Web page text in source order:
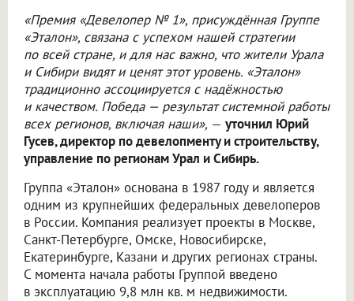
«Премия «Девелопер № 1», присуждённая Группе
«Эталон», связана с успехом нашей стратегии
по всей стране, и для нас важно, что жители Урала
и Сибири видят и ценят этот уровень. «Эталон»
традиционно ассоциируется с надёжностью
и качеством. Победа — результат системной работы
всех регионов, включая наши», — уточнил Юрий
Гусев, директор по девелопменту и строительству,
управление по регионам Урал и Сибирь.
Группа «Эталон» основана в 1987 году и является
одним из крупнейших федеральных девелоперов
в России. Компания реализует проекты в Москве,
Санкт-Петербурге, Омске, Новосибирске,
Екатеринбурге, Казани и других регионах страны.
С момента начала работы Группой введено
в эксплуатацию 9,8 млн кв. м недвижимости.